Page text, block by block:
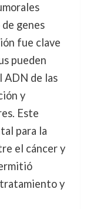
genes
fue clave
pueden
ADN de las
y
Este
para la
el cáncer y
y